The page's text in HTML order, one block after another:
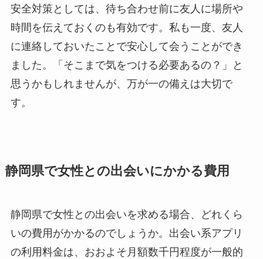
安全対策としては、待ち合わせ前に友人に場所や
時間を伝えておくのも有効です。私も一度、友人
に連絡しておいたことで安心して会うことができ
ました。「そこまで気をつける必要あるの？」と
思うかもしれませんが、万が一の備えは大切で
す。
静岡県で女性との出会いにかかる費用
静岡県で女性との出会いを求める場合、どれくら
いの費用がかかるのでしょうか。出会い系アプリ
の利用料金は、おおよそ月額数千円程度が一般的